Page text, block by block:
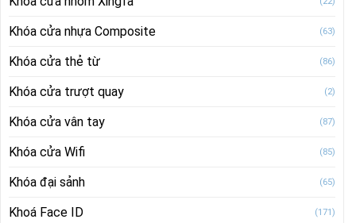
Khóa cửa nhựa Composite (63)
Khóa cửa thẻ từ (86)
Khóa cửa trượt quay (2)
Khóa cửa vân tay (87)
Khóa cửa Wifi (85)
Khóa đại sảnh (65)
Khoá Face ID (171)